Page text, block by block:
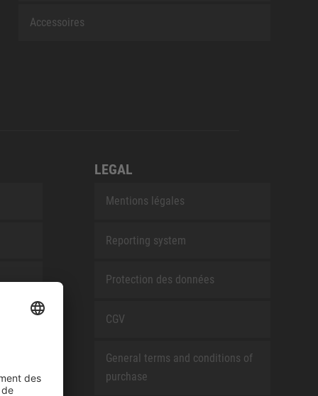
Accessoires
LEGAL
Mentions légales
Reporting system
Protection des données
CGV
General terms and conditions of
purchase